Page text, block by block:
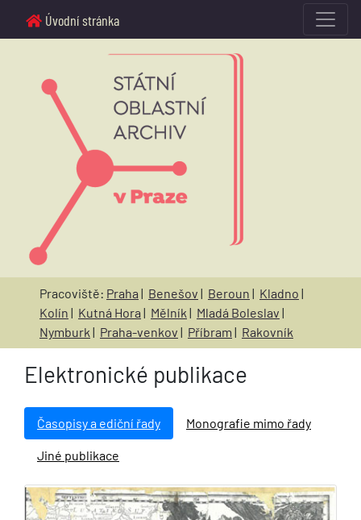
Úvodní stránka
Pracoviště: Praha | Benešov | Beroun | Kladno |
Kolín | Kutná Hora | Mělník | Mladá Boleslav |
Nymburk | Praha-venkov | Příbram | Rakovník
Elektronické publikace
Časopisy a ediční řady Monografie mimo řady
Jiné publikace